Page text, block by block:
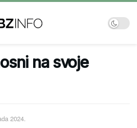
na svoje
2024.